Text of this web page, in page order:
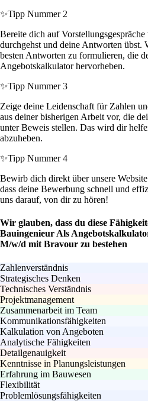
✨Tipp Nummer 2
Bereite dich auf
durchgehst und deine Antworten übst.
besten Antworten zu formulieren, die
Angebotskalkulator hervorheben.
✨Tipp Nummer 3
Zeige deine Leidenschaft für Zahlen
aus deiner bisherigen Arbeit vor, die
unter Beweis stellen. Das wird dir
abzuheben.
✨Tipp Nummer 4
Bewirb dich direkt über unsere
dass deine Bewerbung schnell und
uns darauf, von dir zu hören!
Wir glauben, dass du diese
Bauingenieur Als
M/w/d mit Bravour zu bestehen
Zahlenverständnis
Strategisches Denken
Technisches Verständnis
Projektmanagement
Zusammenarbeit im Team
Kommunikationsfähigkeiten
Kalkulation von Angeboten
Analytische Fähigkeiten
Detailgenauigkeit
Kenntnisse in Planungsleistungen
Erfahrung im Bauwesen
Flexibilität
Problemlösungsfähigkeiten